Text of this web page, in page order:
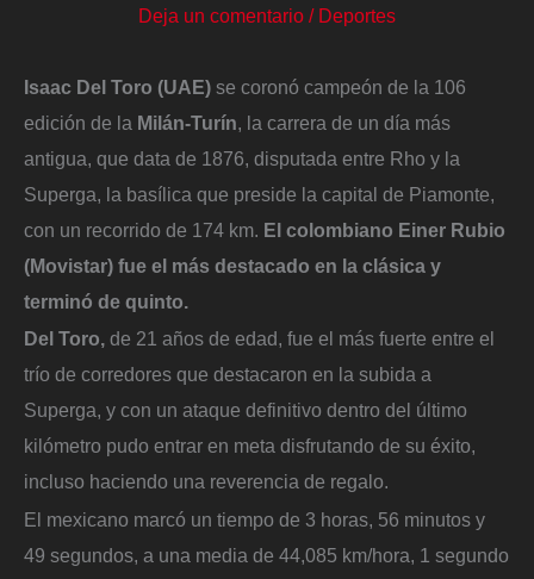
Deja un comentario / Deportes
Isaac Del Toro (UAE) se coronó campeón de la 106
edición de la Milán-Turín, la carrera de un día más
antigua, que data de 1876, disputada entre Rho y la
Superga, la basílica que preside la capital de Piamonte,
con un recorrido de 174 km. El colombiano Einer Rubio
(Movistar) fue el más destacado en la clásica y
terminó de quinto.
Del Toro, de 21 años de edad, fue el más fuerte entre el
trío de corredores que destacaron en la subida a
Superga, y con un ataque definitivo dentro del último
kilómetro pudo entrar en meta disfrutando de su éxito,
incluso haciendo una reverencia de regalo.
El mexicano marcó un tiempo de 3 horas, 56 minutos y
49 segundos, a una media de 44,085 km/hora, 1 segundo